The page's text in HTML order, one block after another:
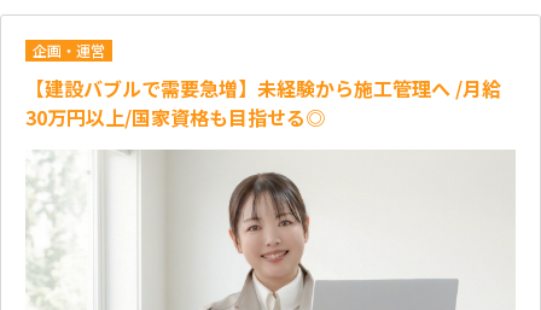
企画・運営
【建設バブルで需要急増】未経験から施工管理へ /月給
30万円以上/国家資格も目指せる◎